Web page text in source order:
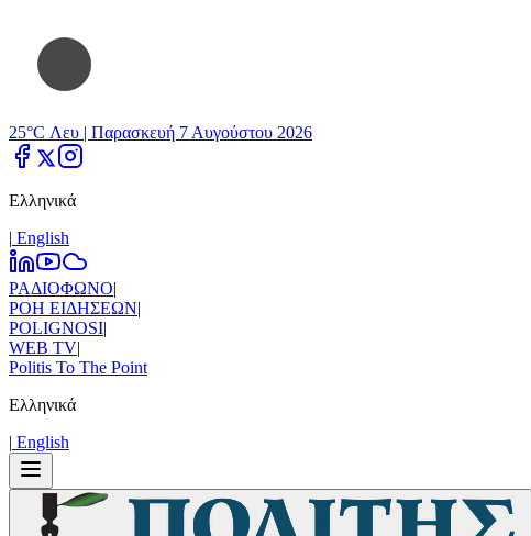
25°C Λευ | Παρασκευή 7 Αυγούστου 2026
Ελληνικά
| Εnglish
ΡΑΔΙΟΦΩΝΟ|
ΡΟΗ ΕΙΔΗΣΕΩΝ|
POLIGNOSI|
WEB TV|
Politis To The Point
Ελληνικά
| Εnglish